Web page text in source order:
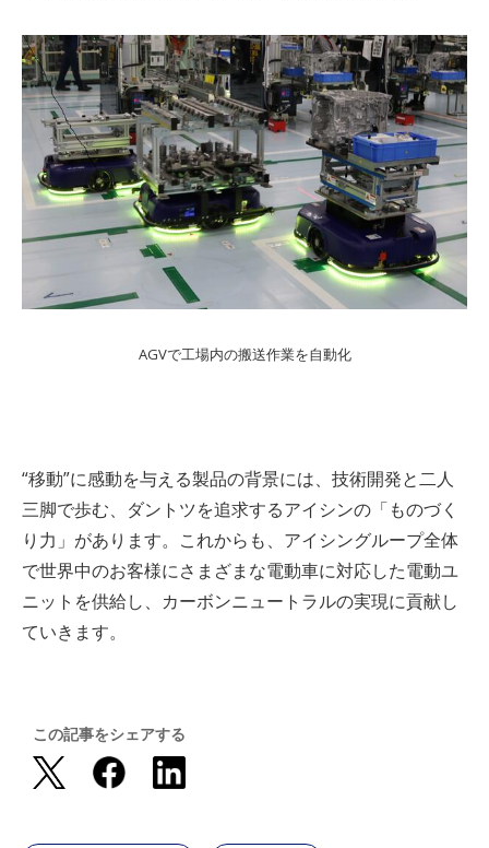
AGVで工場内の搬送作業を自動化
“移動”に感動を与える製品の背景には、技術開発と二人
三脚で歩む、ダントツを追求するアイシンの「ものづく
り力」があります。これからも、アイシングループ全体
で世界中のお客様にさまざまな電動車に対応した電動ユ
ニットを供給し、カーボンニュートラルの実現に貢献し
ていきます。
この記事をシェアする